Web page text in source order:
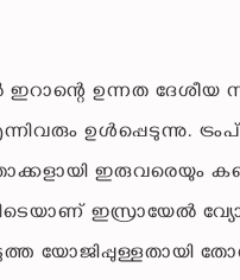
ഇറാന്റെ ഉന്നത
ഉൾപ്പെടുന്നു.
ഇരുവരെയും
ഇസ്രായേൽ
യോജിപ്പുള്ളതായി